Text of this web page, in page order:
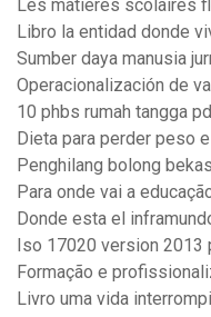
Les matieres scolaires
Libro la entidad donde
Sumber daya manusia
Operacionalización de
10 phbs rumah tangga
Dieta para perder peso
Penghilang bolong
Para onde vai a
Donde esta el
Iso 17020 version 2013
Formação e
Livro uma vida